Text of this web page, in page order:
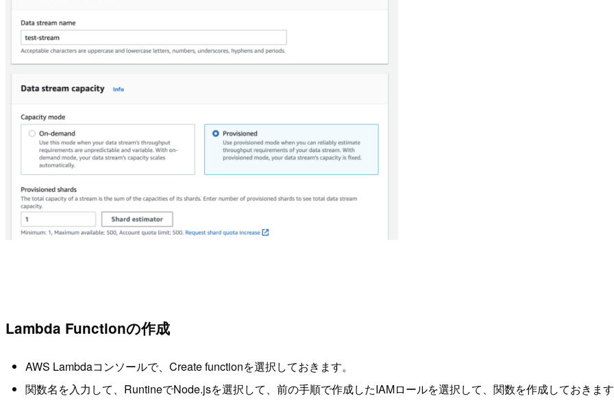
Lambda Functionの作成
AWS Lambdaコンソールで、Create functionを選択しておきます。
関数名を入力して、RuntineでNode.jsを選択して、前の手順で作成したIAMロールを選択して、関数を作成しておきま